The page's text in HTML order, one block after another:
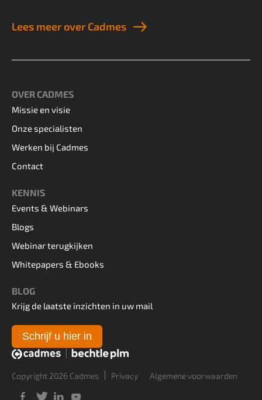
Lees meer over Cadmes
OVER CADMES
Missie en visie
Onze specialisten
Werken bij Cadmes
Contact
KENNIS
Events & Webinars
Blogs
Webinar terugkijken
Whitepapers & Ebooks
BLOG
Krijg de laatste inzichten in uw mail
Schrijf u hier in
Copyright 2026 Cadmes Privacy Algemene voorwaarden